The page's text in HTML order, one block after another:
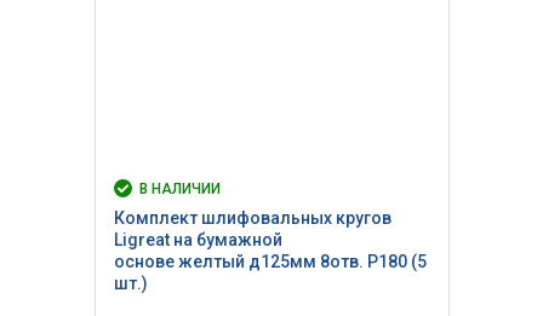
В НАЛИЧИИ
Комплект шлифовальных кругов
Ligreat на бумажной
основе желтый д125мм 8отв. Р180 (5
шт.)